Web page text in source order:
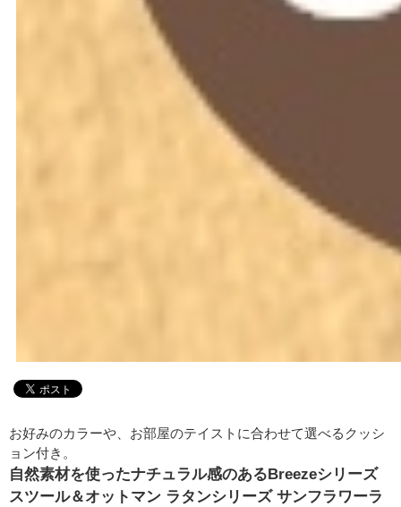
お好みのカラーや、お部屋のテイストに合わせて選べるクッシ
ョン付き。
自然素材を使ったナチュラル感のあるBreezeシリーズ
スツール＆オットマン ラタンシリーズ サンフラワーラ